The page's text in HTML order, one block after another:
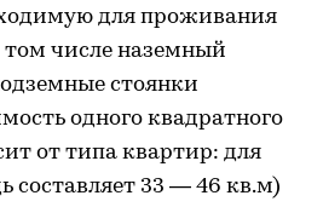
для проживания
том числе наземный
стоянки
одного квадратного
от типа квартир: для
составляет 33 — 46 кв.м)